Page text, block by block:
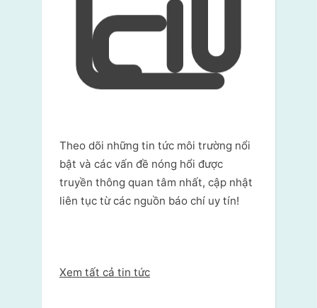
Theo dõi những tin tức môi trường nổi
bật và các vấn đề nóng hổi được
truyền thông quan tâm nhất, cập nhật
liên tục từ các nguồn báo chí uy tín!
Xem tất cả tin tức